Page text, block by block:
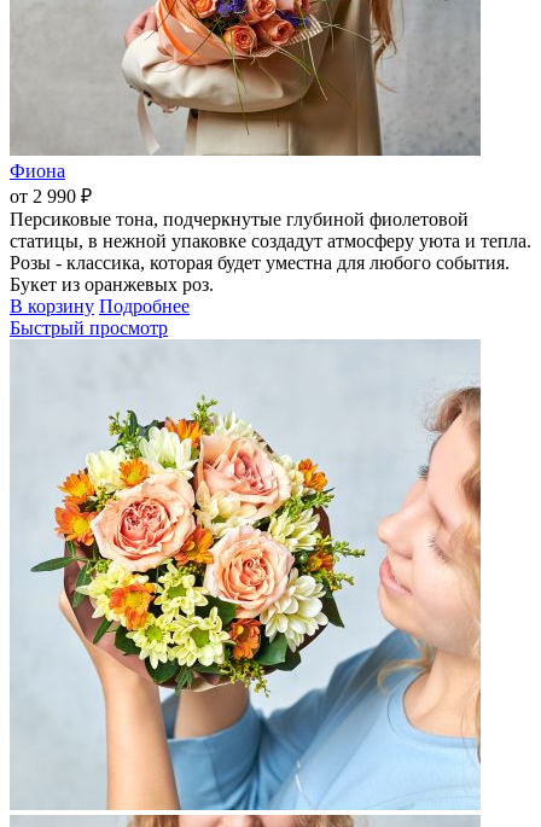
Фиона
от 2 990 ₽
Персиковые тона, подчеркнутые глубиной фиолетовой
статицы, в нежной упаковке создадут атмосферу уюта и тепла.
Розы - классика, которая будет уместна для любого события.
Букет из оранжевых роз.
В корзину Подробнее
Быстрый просмотр